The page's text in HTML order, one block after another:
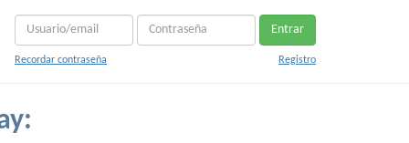
Entrar
Recordar contraseña Registro